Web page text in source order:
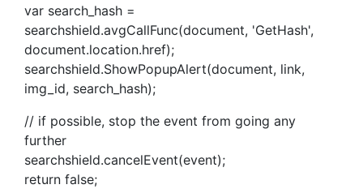
var search_hash =
searchshield.avgCallFunc(document, 'GetHash',
document.location.href);
searchshield.ShowPopupAlert(document, link,
img_id, search_hash);
// if possible, stop the event from going any
further
searchshield.cancelEvent(event);
return false;